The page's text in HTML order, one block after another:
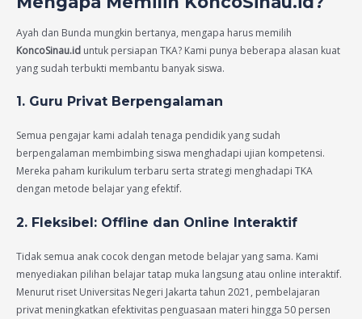
Ayah dan Bunda mungkin bertanya, mengapa harus memilih
KoncoSinau.id untuk persiapan TKA? Kami punya beberapa alasan kuat
yang sudah terbukti membantu banyak siswa.
1. Guru Privat Berpengalaman
Semua pengajar kami adalah tenaga pendidik yang sudah
berpengalaman membimbing siswa menghadapi ujian kompetensi.
Mereka paham kurikulum terbaru serta strategi menghadapi TKA
dengan metode belajar yang efektif.
2. Fleksibel: Offline dan Online Interaktif
Tidak semua anak cocok dengan metode belajar yang sama. Kami
menyediakan pilihan belajar tatap muka langsung atau online interaktif.
Menurut riset Universitas Negeri Jakarta tahun 2021, pembelajaran
privat meningkatkan efektivitas penguasaan materi hingga 50 persen